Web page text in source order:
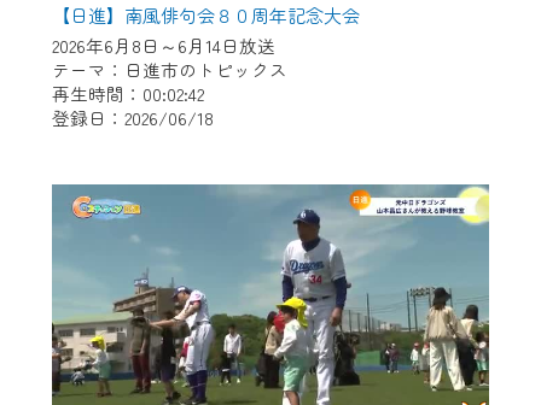
【日進】南風俳句会８０周年記念大会
2026年6月8日～6月14日放送
テーマ：日進市のトピックス
再生時間：00:02:42
登録日：2026/06/18